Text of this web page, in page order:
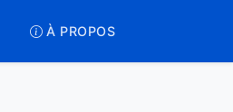
À PROPOS